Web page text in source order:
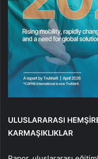
ULUSLARARASI
KARMAŞIKLIKLAR